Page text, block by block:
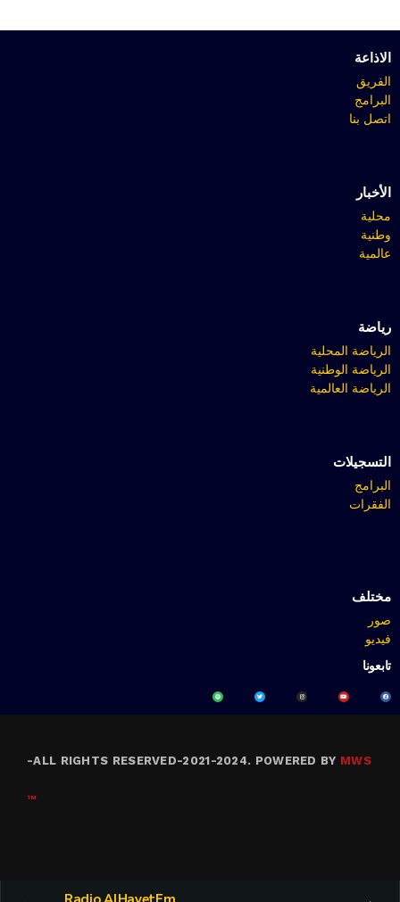
الاذاعة
الفريق
البرامج
اتصل بنا
الأخبار
محلية
وطنية
عالمية
رياضة
الرياضة المحلية
الرياضة الوطنية
الرياضة العالمية
التسجيلات
البرامج
الفقرات
مختلف
صور
فيديو
تابعونا
ALL RIGHTS RESERVED-2021-2024. POWERED BY MWS
-
™